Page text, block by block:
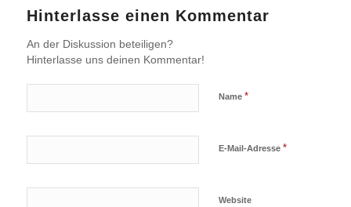
Hinterlasse einen Kommentar
An der Diskussion beteiligen?
Hinterlasse uns deinen Kommentar!
Name *
E-Mail-Adresse *
Website